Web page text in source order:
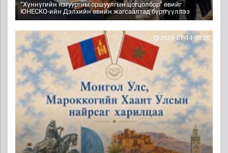
‘’Хүннүгийн язгууртны оршуулгын цогцолбор” өвийг
ЮНЕСКО-ийн Дэлхийн өвийн жагсаалтад бүртгүүллээ
2026-07-14 09:20